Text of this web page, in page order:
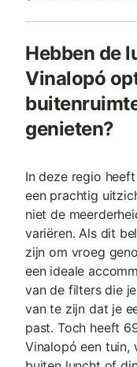
Hebben de
Vinalopó
genieten?
In deze regio
een prachtig
niet de
variëren. Als dit
zijn om vroeg
een ideale
van de filters die
van te zijn dat je
past. Toch heeft
Vinalopó een tuin,